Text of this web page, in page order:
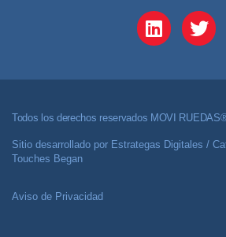
Todos los derechos reservados MOVI
Sitio desarrollado por Estrategas Digitales /
Touches Began
Aviso de Privacidad